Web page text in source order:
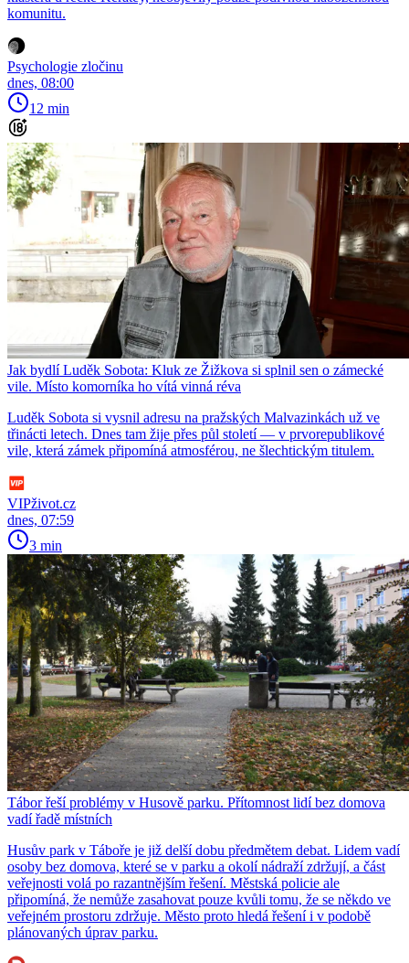
komunitu.
Psychologie zločinu
dnes, 08:00
12 min
Jak bydlí Luděk Sobota: Kluk ze Žižkova si splnil sen o zámecké
vile. Místo komorníka ho vítá vinná réva
Luděk Sobota si vysnil adresu na pražských Malvazinkách už ve
třinácti letech. Dnes tam žije přes půl století — v prvorepublikové
vile, která zámek připomíná atmosférou, ne šlechtickým titulem.
VIPživot.cz
dnes, 07:59
3 min
Tábor řeší problémy v Husově parku. Přítomnost lidí bez domova
vadí řadě místních
Husův park v Táboře je již delší dobu předmětem debat. Lidem vadí
osoby bez domova, které se v parku a okolí nádraží zdržují, a část
veřejnosti volá po razantnějším řešení. Městská policie ale
připomíná, že nemůže zasahovat pouze kvůli tomu, že se někdo ve
veřejném prostoru zdržuje. Město proto hledá řešení i v podobě
plánovaných úprav parku.